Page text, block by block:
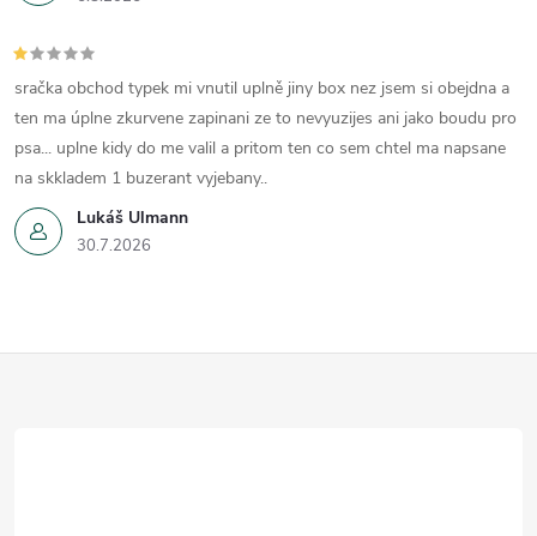
y
v
ý
p
i
Lukáš Ulmann
30.7.2026
sračka obchod typek mi vnutil uplně jiny box nez jsem si obejdna a
ten ma úplne zkurvene zapinani ze to nevyuzijes ani jako boudu pro
psa... uplne kidy do me valil a pritom ten co sem chtel ma napsane
na skkladem 1 buzerant vyjebany..